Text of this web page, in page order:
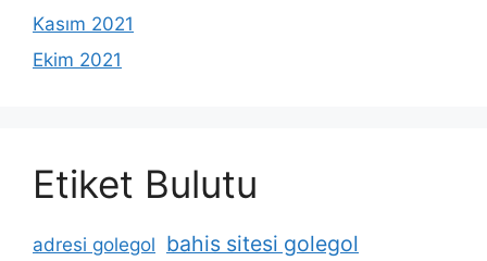
Kasım 2021
Ekim 2021
Etiket Bulutu
adresi golegol bahis sitesi golegol